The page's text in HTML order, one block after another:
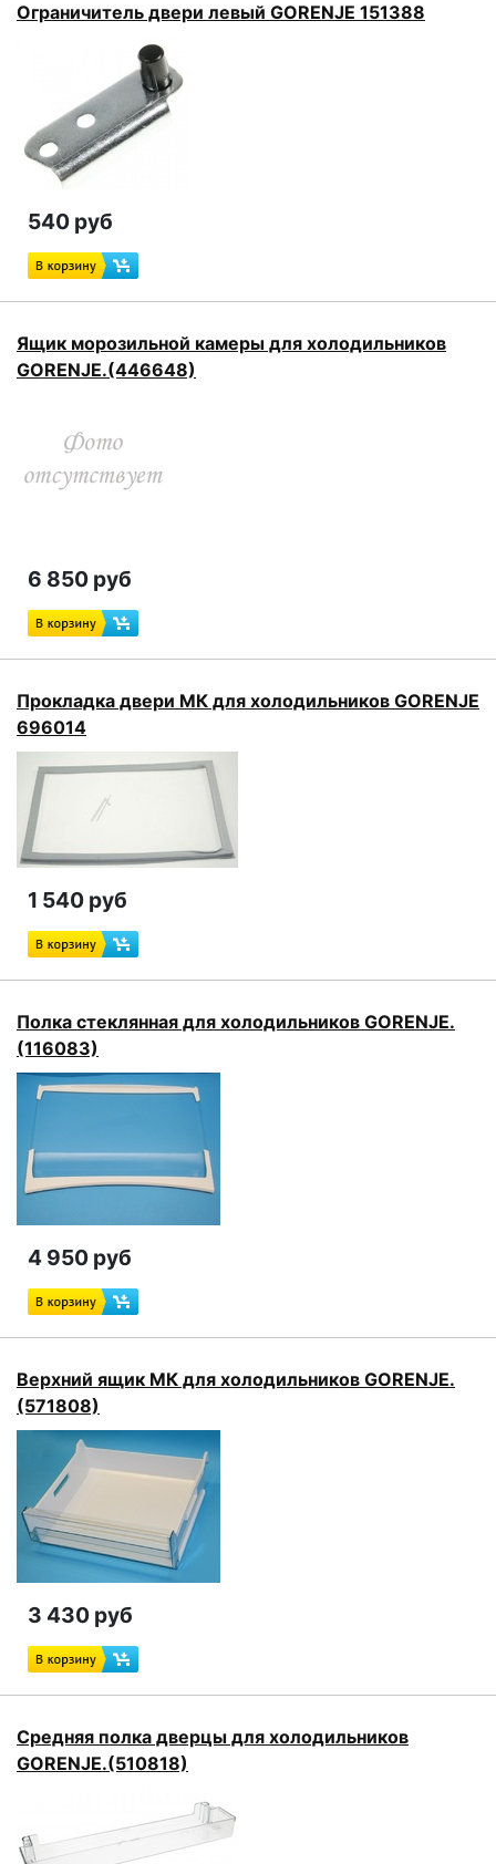
Ограничитель двери левый GORENJE 151388
540 руб
Ящик морозильной камеры для холодильников
GORENJE.(446648)
6 850 руб
Прокладка двери МК для холодильников GORENJE
696014
1 540 руб
Полка стеклянная для холодильников GORENJE.
(116083)
4 950 руб
Верхний ящик МК для холодильников GORENJE.
(571808)
3 430 руб
Средняя полка дверцы для холодильников
GORENJE.(510818)